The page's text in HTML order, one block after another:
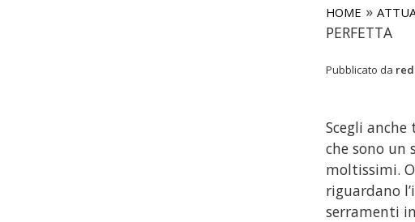
HOME »
PERFETTA
Pubblicato da
Scegli
che sono un
moltissimi.
riguardano
serramenti